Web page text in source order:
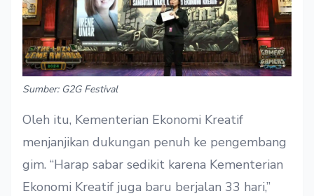
Sumber: G2G Festival
Oleh itu, Kementerian Ekonomi Kreatif
menjanjikan dukungan penuh ke pengembang
gim. “Harap sabar sedikit karena Kementerian
Ekonomi Kreatif juga baru berjalan 33 hari,”